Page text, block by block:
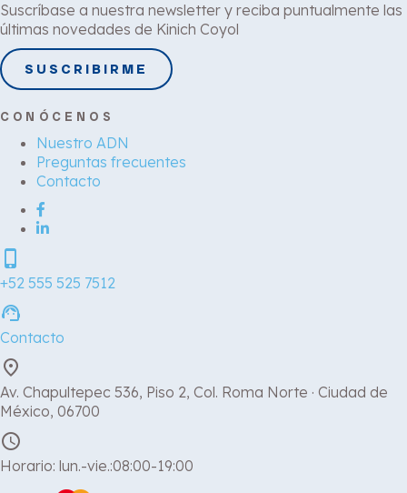
Suscríbase a nuestra newsletter y reciba puntualmente las
últimas novedades de Kinich Coyol
SUSCRIBIRME
CONÓCENOS
Nuestro ADN
Preguntas frecuentes
Contacto
phone_iphone
+52 555 525 7512
support_agent
Contacto
place
Av. Chapultepec 536, Piso 2, Col. Roma Norte · Ciudad de
México, 06700
schedule
Horario: lun.-vie.:08:00-19:00